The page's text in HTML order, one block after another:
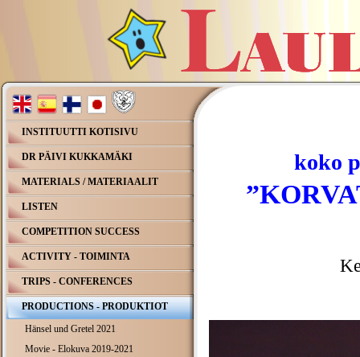
INSTITUUTTI KOTISIVU
DR PÄIVI KUKKAMÄKI
MATERIALS / MATERIAALIT
LISTEN
COMPETITION SUCCESS
ACTIVITY - TOIMINTA
TRIPS - CONFERENCES
PRODUCTIONS - PRODUKTIOT
Hänsel und Gretel 2021
Movie - Elokuva 2019-2021
koko